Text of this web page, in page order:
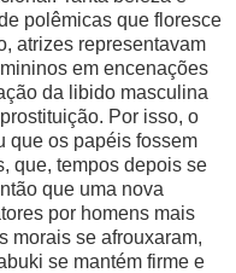
polêmicas que floresce
atrizes representavam
em encenações
da libido masculina
Por isso, o
que os papéis fossem
que, tempos depois se
que uma nova
por homens mais
morais se afrouxaram,
se mantém firme e